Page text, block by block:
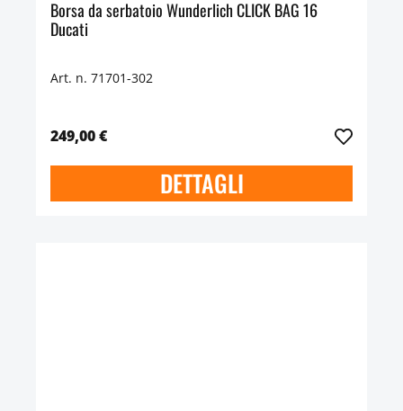
Borsa da serbatoio Wunderlich CLICK BAG 16
Ducati
Art. n. 71701-302
249,00 €
DETTAGLI